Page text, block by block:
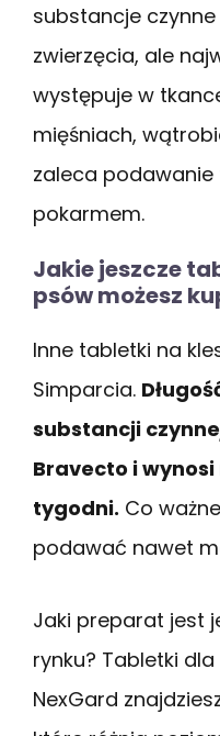
substancje
zwierzęcia, ale
występuje w
mięśniach,
zaleca podawanie
pokarmem.
Jakie jeszcze
psów możesz
Inne tabletki na
Simparcia.
substancji
Bravecto i wynosi
tygodni. Co
podawać nawet
Jaki preparat jest
rynku? Tabletki
NexGard